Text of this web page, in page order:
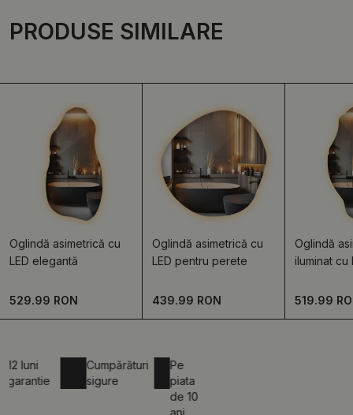
PRODUSE SIMILARE
Oglindă asimetrică cu
LED elegantă
529.99 RON
Oglindă asimetrică cu
LED pentru perete
439.99 RON
Oglindă
iluminat cu
519.99
Cumpărături
sigure
piata
de 10